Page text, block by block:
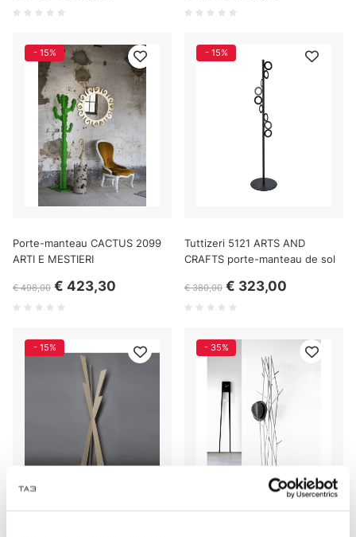
- 15%
Porte-manteau CACTUS 2099
ARTI E MESTIERI
€ 498,00 € 423,30
- 15%
Tuttizeri 5121 ARTS AND
CRAFTS porte-manteau de sol
€ 380,00 € 323,00
- 15% - 35%